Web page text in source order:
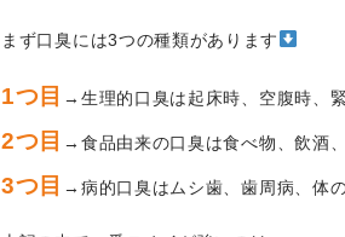
まず口臭には3つの種類があります
1つ目 →生理的口臭は起床時、空腹時、
2つ目 →食品由来の口臭は食べ物、飲酒
3つ目 →病的口臭はムシ歯、歯周病、体